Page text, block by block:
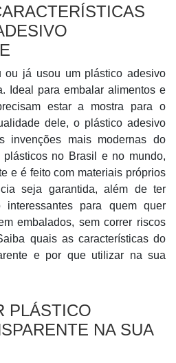
ou já usou um plástico adesivo
Ideal para embalar alimentos e
estar a mostra para o
dele, o plástico adesivo
invenções mais modernas do
no Brasil e no mundo,
e é feito com materiais próprios
seja garantida, além de ter
interessantes para quem quer
embalados, sem correr riscos
quais as características do
e por que utilizar na sua
PLÁSTICO
NA SUA